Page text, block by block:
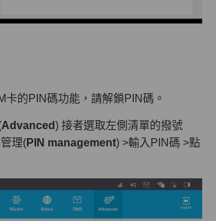
卡的PIN碼功能，請解鎖PIN碼。
Advanced) 接者選取左側清單的撥號
理(PIN management) >輸入PIN碼 >點